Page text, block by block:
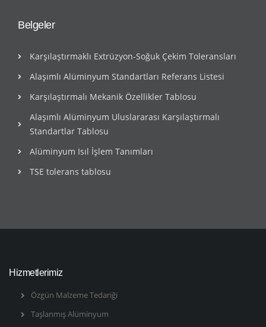
Belgeler
Karşılaştırmaklı Extrüzyon-Soğuk Çekim Toleransları
Alaşımlı Alüminyum Standartları Referans Listesi
Karşılaştırmalı Mekanik Özellikler Tablosu
Alaşımlı Alüminyum Uluslararası Karşılaştırmalı
Standartlar Tablosu
Alüminyum Isıl İşlem Tanımları
TSE tolerans tablosu
Hizmetlerimiz
Özgün Malzeme Tedariği
Taşlanmış Alüminyum